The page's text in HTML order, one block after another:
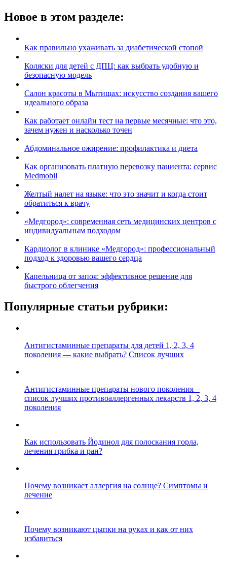
Новое в этом разделе:
Как правильно ухаживать за диабетической стопой
Коляски для детей с ДПЦ: как выбрать удобную и
безопасную модель
Салон красоты в Мытищах: искусство создания вашего
идеального образа
Как работает онлайн тест на первые месячные: что это,
зачем нужен и насколько точен
Абдоминальное ожирение: профилактика и диета
Как организовать платную перевозку пациента: сервис
Medmobil
Желтый налет на языке: что это значит и когда стоит
обратиться к врачу
«Медгород»: современная сеть медицинских центров с
индивидуальным подходом
Кардиолог в клинике «Медгород»: профессиональный
подход к здоровью вашего сердца
Капельница от запоя: эффективное решение для
быстрого облегчения
Популярные статьи рубрики:
Антигистаминные препараты для детей 1, 2, 3, 4
поколения — какие выбрать? Список лучших
Антигистаминные препараты нового поколения –
список лучших противоаллергенных лекарств 1, 2, 3, 4
поколения
Как использовать Йодинол для полоскания горла,
лечения грибка и ран?
Почему возникает аллергия на солнце? Симптомы и
лечение
Почему возникают цыпки на руках и как от них
избавиться